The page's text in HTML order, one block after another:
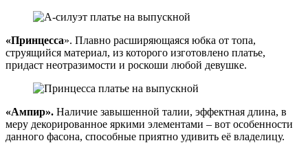
«Принцесса». Плавно расширяющаяся юбка от топа,
струящийся материал, из которого изготовлено платье,
придаст неотразимости и роскоши любой девушке.
«Ампир». Наличие завышенной талии, эффектная длина, в
меру декорированное яркими элементами – вот особенности
данного фасона, способные приятно удивить её владелицу.